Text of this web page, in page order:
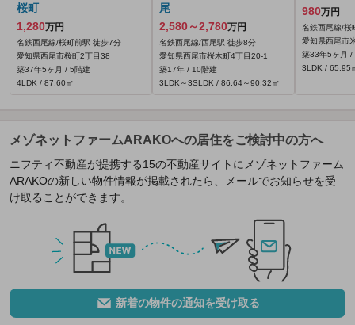
桜町
1,280万円
名鉄西尾線/桜町前駅 徒歩7分
愛知県西尾市桜町2丁目38
築37年5ヶ月 / 5階建
4LDK / 87.60㎡
尾
2,580～2,780万円
名鉄西尾線/西尾駅 徒歩8分
愛知県西尾市桜木町4丁目20‐1
築17年 / 10階建
3LDK～3SLDK / 86.64～90.32㎡
980万円
名鉄西尾線/桜
愛知県西尾市
築33年5ヶ月 /
3LDK / 65.95
メゾネットファームARAKOへの居住をご検討中の方へ
ニフティ不動産が提携する15の不動産サイトにメゾネットファーム
ARAKOの新しい物件情報が掲載されたら、メールでお知らせを受
け取ることができます。
新着の物件の通知を受け取る